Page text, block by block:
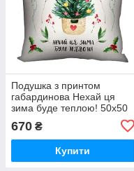
Подушка з принтом
габардинова Нехай ця
зима буде теплою! 50x50
670 ₴
Купити